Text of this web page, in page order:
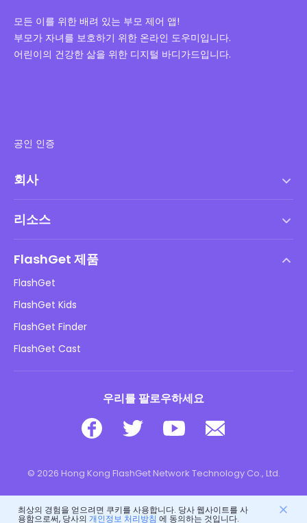
모든 이를 위한 배려 있는 부모 제어 앱!
부모가 자녀를 보호하기 위한 온라인 도우미입니다.
어린이의 건강한 삶을 위한 디지털 바디가드입니다.
공인 인증
회사
DMCA 정책
개인정보 처리방침
광고 정책
내 정보를 판매하지 마십시오
리소스
아동 온라인 안전
다운로드
FlashGet 제품
FlashGet
FlashGet Kids
FlashGet Finder
FlashGet Cast
우리를 팔로우하세요
© 2026 Hong Kong FlashGet Network Technology Co., Ltd.
최상의 경험을 얻으려면 쿠키를 사용합니다. 당사 웹사이트를 사
용함으로써, 당사의 개인정보 처리방침 에 동의하는 것입니다.